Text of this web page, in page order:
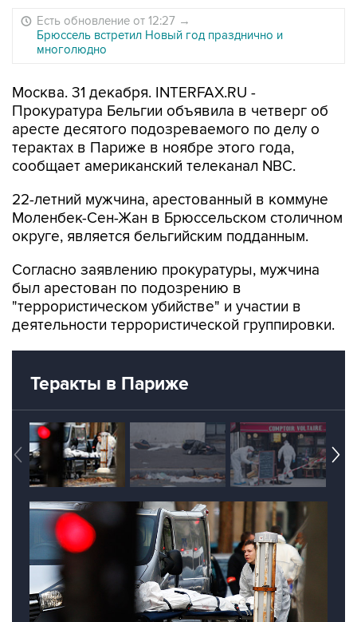
Есть обновление от 12:27 →
Брюссель встретил Новый год празднично и
многолюдно
Москва. 31 декабря. INTERFAX.RU -
Прокуратура Бельгии объявила в четверг об
аресте десятого подозреваемого по делу о
терактах в Париже в ноябре этого года,
сообщает американский телеканал NBC.
22-летний мужчина, арестованный в коммуне
Моленбек-Сен-Жан в Брюссельском столичном
округе, является бельгийским подданным.
Согласно заявлению прокуратуры, мужчина
был арестован по подозрению в
"террористическом убийстве" и участии в
деятельности террористической группировки.
Теракты в Париже